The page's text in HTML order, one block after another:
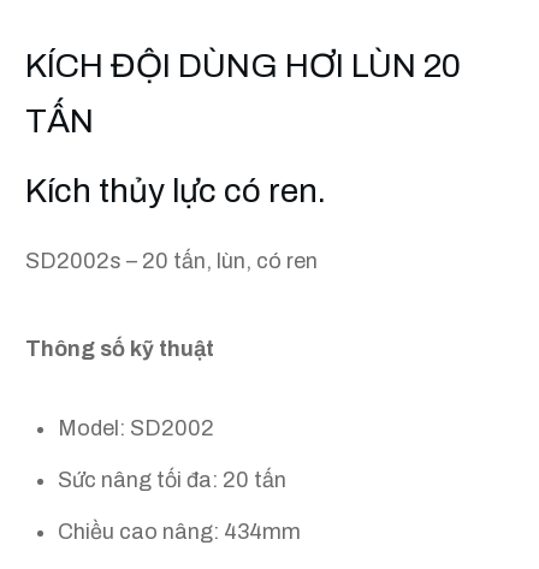
KÍCH ĐỘI DÙNG HƠI LÙN 20
TẤN
Kích thủy lực có ren.
SD2002s – 20 tấn, lùn, có ren
Thông số kỹ thuật
Model: SD2002
Sức nâng tối đa: 20 tấn
Chiều cao nâng: 434mm